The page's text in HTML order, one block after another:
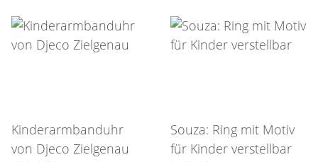
Kinderarmbanduhr
von Djeco Zielgenau
Souza: Ring mit Motiv
für Kinder verstellbar